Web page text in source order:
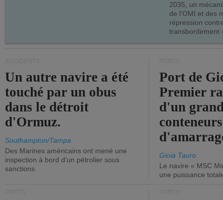
2035, un
de l'OMI et des
répression
transbordement
Un autre navire a été
touché par un obus
dans le détroit
d'Ormuz.
Southampton/Tampa
Des Marines américains ont mené une
inspection à bord d'un pétrolier sous
sanctions.
Port de
Premier
d'un
Gioia Tauro
Le navire « MSC
une puissance